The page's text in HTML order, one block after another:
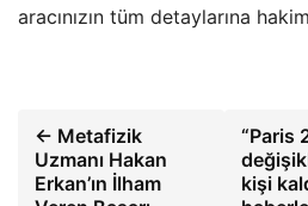
aracınızın tüm detaylarına
← Metafizik
Uzmanı Hakan
Erkan’ın İlham
“Paris
kişi